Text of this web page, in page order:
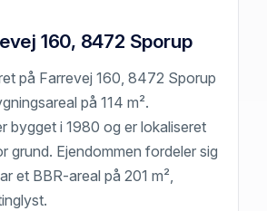
160, 8472 Sporup
på Farrevej 160, 8472 Sporup
på 114 m².
bygget i 1980 og er lokaliseret
grund. Ejendommen fordeler sig
et BBR-areal på 201 m²,